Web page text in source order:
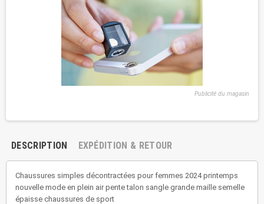
Publicité du magasin
DESCRIPTION EXPÉDITION & RETOUR
Chaussures simples décontractées pour femmes 2024 printemps
nouvelle mode en plein air pente talon sangle grande maille semelle
épaisse chaussures de sport